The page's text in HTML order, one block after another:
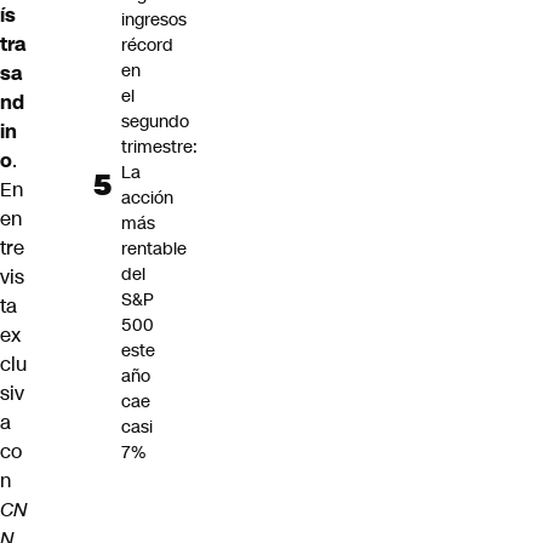
ís
tra
sa
nd
in
o.
En
en
tre
vis
ta
ex
clu
siv
a
co
n
CN
ingresos
récord
en
el
segundo
trimestre:
La
acción
más
rentable
del
S&P
500
este
año
cae
casi
7%